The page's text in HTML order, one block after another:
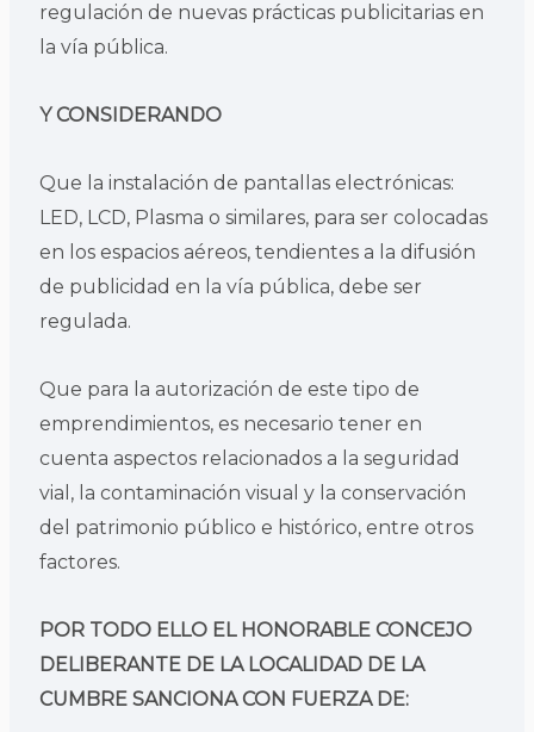
regulación de nuevas prácticas publicitarias en
la vía pública.
Y CONSIDERANDO
Que la instalación de pantallas electrónicas:
LED, LCD, Plasma o similares, para ser colocadas
en los espacios aéreos, tendientes a la difusión
de publicidad en la vía pública, debe ser
regulada.
Que para la autorización de este tipo de
emprendimientos, es necesario tener en
cuenta aspectos relacionados a la seguridad
vial, la contaminación visual y la conservación
del patrimonio público e histórico, entre otros
factores.
POR TODO ELLO EL HONORABLE CONCEJO
DELIBERANTE DE LA LOCALIDAD DE LA
CUMBRE SANCIONA CON FUERZA DE: